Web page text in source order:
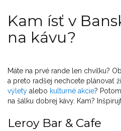
Kam ísť v
na kávu?
Máte na prvé rande len chvíľku?
a preto radšej nechcete plánovať
výlety alebo kulturné akcie?
na šálku dobrej kávy. Kam?
Leroy Bar & Cafe